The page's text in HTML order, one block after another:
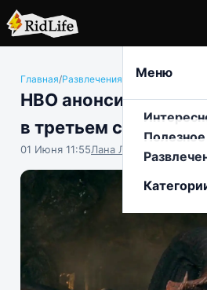
Меню
Полезное
Главная/Развлечения Кино и
HBO анонсировал
в третьем сезоне
01 Июня 11:55Лана Луговая